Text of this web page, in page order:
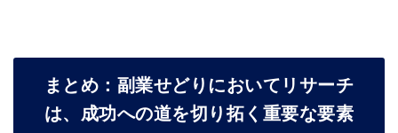
まとめ：副業せどりにおいてリサーチ
は、成功への道を切り拓く重要な要素